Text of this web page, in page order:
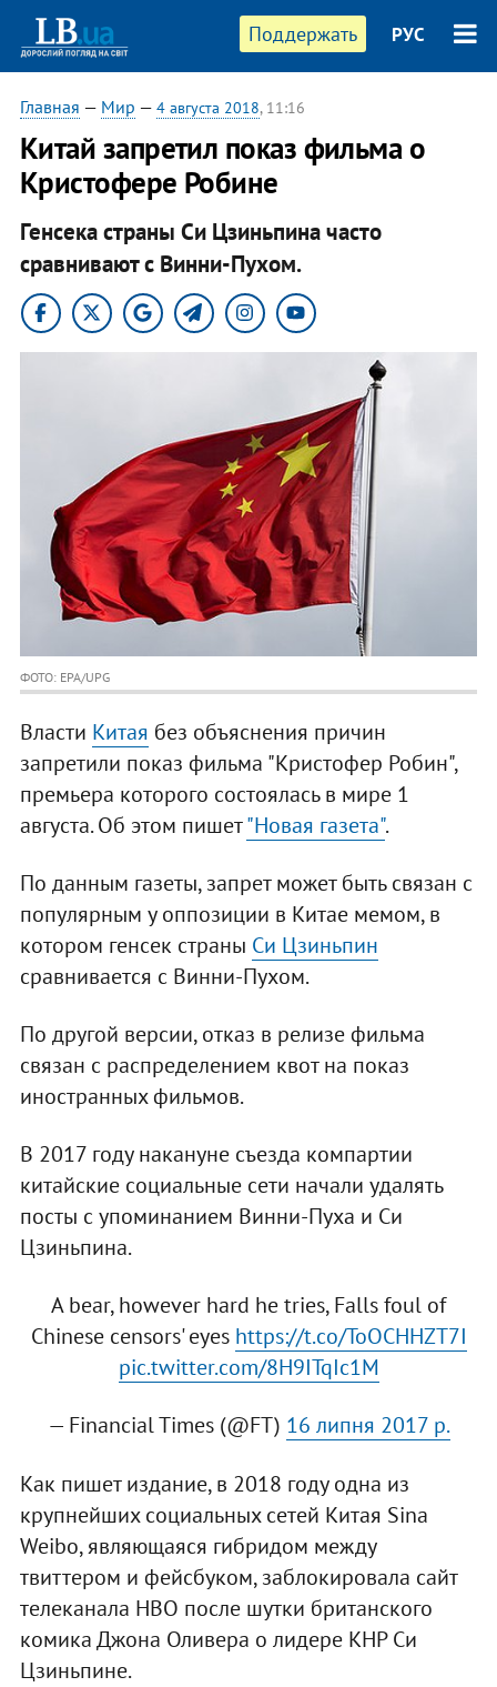
Поддержать РУС
Главная — Мир — 4 августа 2018, 11:16
Китай запретил показ фильма о
Кристофере Робине
Генсека страны Си Цзиньпина часто
сравнивают с Винни-Пухом.
ФОТО: EPA/UPG
Власти Китая без объяснения причин
запретили показ фильма "Кристофер Робин",
премьера которого состоялась в мире 1
августа. Об этом пишет"Новая газета".
По данным газеты, запрет может быть связан с
популярным у оппозиции в Китае мемом, в
котором генсек страны Си Цзиньпин
сравнивается с Винни-Пухом.
По другой версии, отказ в релизе фильма
связан с распределением квот на показ
иностранных фильмов.
В 2017 году накануне съезда компартии
китайские социальные сети начали удалять
посты с упоминанием Винни-Пуха и Си
Цзиньпина.
A bear, however hard he tries, Falls foul of
Chinese censors' eyes https://t.co/ToOCHHZT7I
pic.twitter.com/8H9ITqIc1M
— Financial Times (@FT) 16 липня 2017 р.
Как пишет издание, в 2018 году одна из
крупнейших социальных сетей Китая Sina
Weibo, являющаяся гибридом между
твиттером и фейсбуком, заблокировала сайт
телеканала HBO после шутки британского
комика Джона Оливера о лидере КНР Си
Цзиньпине.